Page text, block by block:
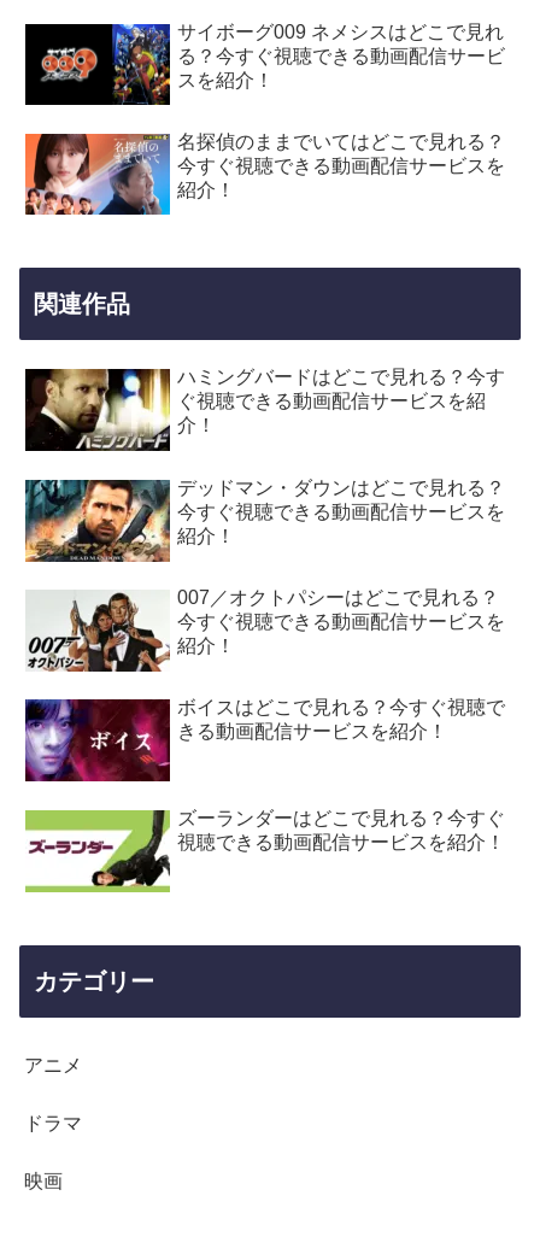
サイボーグ009 ネメシスはどこで見れ
る？今すぐ視聴できる動画配信サービ
スを紹介！
名探偵のままでいてはどこで見れる？
今すぐ視聴できる動画配信サービスを
紹介！
関連作品
ハミングバードはどこで見れる？今す
ぐ視聴できる動画配信サービスを紹
介！
デッドマン・ダウンはどこで見れる？
今すぐ視聴できる動画配信サービスを
紹介！
007／オクトパシーはどこで見れる？
今すぐ視聴できる動画配信サービスを
紹介！
ボイスはどこで見れる？今すぐ視聴で
きる動画配信サービスを紹介！
ズーランダーはどこで見れる？今すぐ
視聴できる動画配信サービスを紹介！
カテゴリー
アニメ
ドラマ
映画